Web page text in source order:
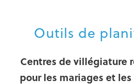
Outils de
Centres de villégiature
pour les mariages et